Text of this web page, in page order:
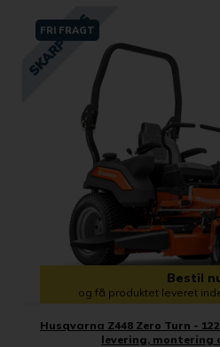
FRI FRAGT
Bestil
og få produktet leveret
Husqvarna Z448 Zero Turn -
levering, montering